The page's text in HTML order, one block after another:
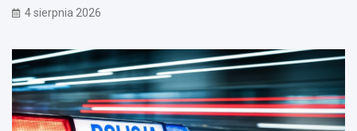
4 sierpnia 2026